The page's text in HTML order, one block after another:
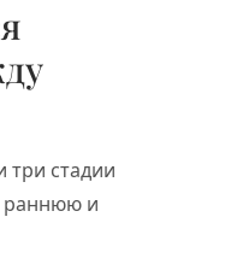
три стадии
раннюю и